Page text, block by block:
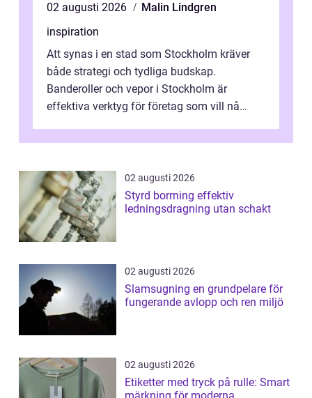
02 augusti 2026
Malin Lindgren
inspiration
Att synas i en stad som Stockholm kräver
både strategi och tydliga budskap.
Banderoller och vepor i Stockholm är
effektiva verktyg för företag som vill nå
02 augusti 2026
Styrd borrning effektiv
ledningsdragning utan schakt
02 augusti 2026
Slamsugning en grundpelare för
fungerande avlopp och ren miljö
02 augusti 2026
Etiketter med tryck på rulle: Smart